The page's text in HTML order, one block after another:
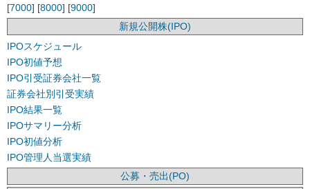
[7000] [8000] [9000]
新規公開株(IPO)
IPOスケジュール
IPO初値予想
IPO引受証券会社一覧
証券会社別引受実績
IPO結果一覧
IPOサマリー分析
IPO初値分析
IPO管理人当選実績
公募・売出(PO)